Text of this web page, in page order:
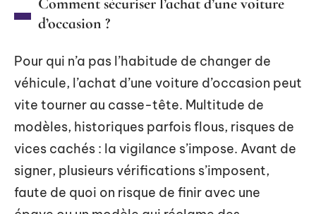
d’occasion ?
Pour qui n’a pas l’habitude de changer de
véhicule, l’achat d’une voiture d’occasion peut
vite tourner au casse-tête. Multitude de
modèles, historiques parfois flous, risques de
vices cachés : la vigilance s’impose. Avant de
signer, plusieurs vérifications s’imposent,
faute de quoi on risque de finir avec une